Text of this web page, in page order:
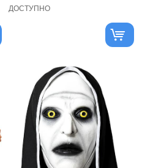
ДОСТУПНО